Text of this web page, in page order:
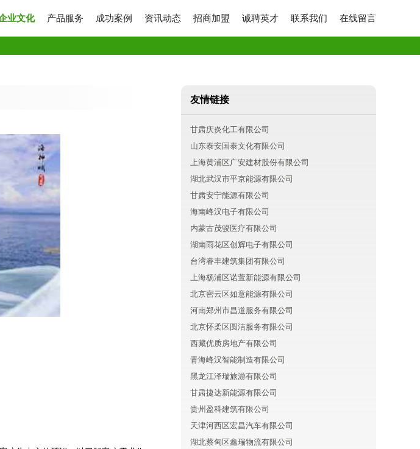
业文化 产品服务 成功案例 资讯动态 招商加盟 诚聘英才 联系我们 在线留言
友情链接
甘肃庆炎化工有限公司
山东泰安国泰文化有限公司
上海黄浦区广安建材股份有限公司
湖北武汉市平京能源有限公司
甘肃安宁能源有限公司
海南峰汉电子有限公司
内蒙古茂骏医疗有限公司
湖南雨花区创辉电子有限公司
台湾睿丰建筑集团有限公司
上海杨浦区诺萱新能源有限公司
北京密云区如意能源有限公司
河南郑州市昌道服务有限公司
北京怀柔区圆洁服务有限公司
西藏优质房地产有限公司
青海峰汉智能制造有限公司
黑龙江泽瑞旅游有限公司
甘肃捷达新能源有限公司
贵州盈科建筑有限公司
天津河西区宏昌汽车有限公司
湖北蔡甸区鑫瑞物流有限公司